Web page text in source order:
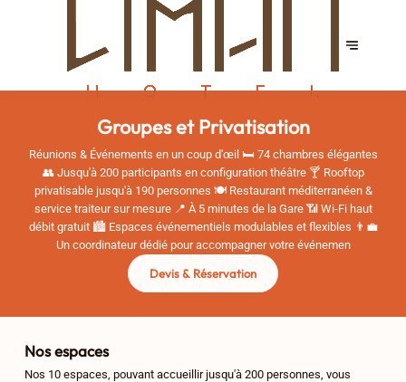
Groupes et Privatisation
Réunions & Événements en un coup d'œil 🛏️ 74 chambres élégantes
👥 Jusqu'à 200 participants en configuration théâtre 🍸 Rooftop
privatisable jusqu'à 190 personnes 🍽️ Restaurant méditerranéen &
service traiteur sur mesure 📍 À 5 minutes de la Gare 📶 Wi-Fi haut
débit gratuit 🏙️ Espaces événementiels modulables et flexibles 👨‍💼
Un coordinateur dédié pour accompagner votre événemen
Devis & Réservation
Nos espaces
Nos 10 espaces, pouvant accueillir jusqu'à 200 personnes, vous